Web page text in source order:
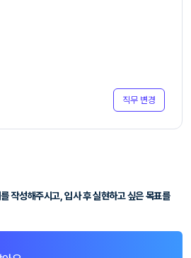
직무 변경
작성해주시고, 입사 후 실현하고 싶은 목표를